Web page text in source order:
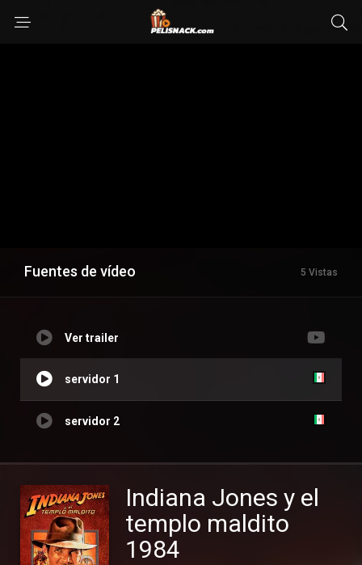
Fuentes de vídeo 5 Vistas
Ver trailer
servidor 1
servidor 2
Indiana Jones y el
templo maldito
1984